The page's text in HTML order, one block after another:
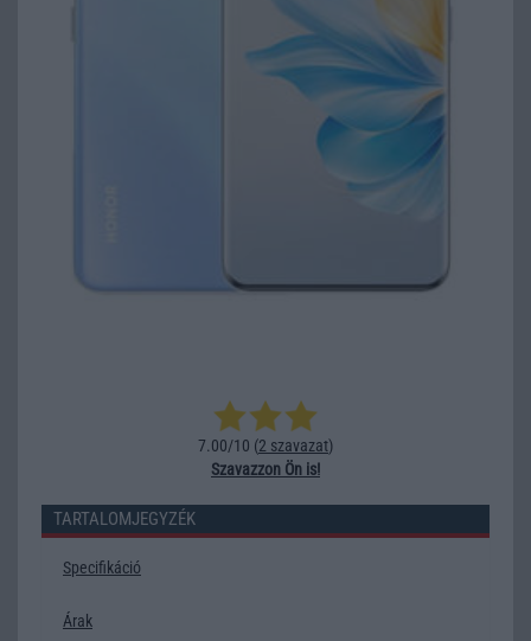
7.00/10 (2 szavazat)
Szavazzon Ön is!
TARTALOMJEGYZÉK
Specifikáció
Árak